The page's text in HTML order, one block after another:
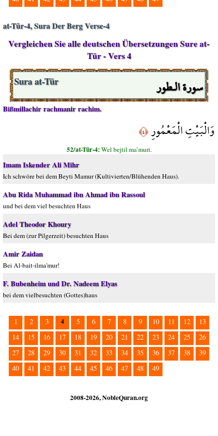
at-Tūr-4, Sura Der Berg Verse-4
Vergleichen Sie alle deutschen Übersetzungen Sure at-
Tūr - Vers 4
سورة الـطور Sura at-Tūr
Bißmillachir rachmanir rachim.
وَالْبَيْتِ الْمَعْمُورِ﴿٤﴾
52/at-Tūr-4:Wel bejtil ma’muri.
Imam Iskender Ali Mihr
Ich schwöre bei dem Beyti Mamur (Kultivierten/Blühenden Haus).
Abu Rida Muhammad ibn Ahmad ibn Rassoul
und bei dem viel besuchten Haus
Adel Theodor Khoury
Bei dem (zur Pilgerzeit) besuchten Haus
Amir Zaidan
Bei Al-bait-ilma'mur!
F. Bubenheim und Dr. Nadeem Elyas
bei dem vielbesuchten (Gottes)haus
1 2 3 4 5 6 7 8 9 10 11 12
13
14
15 16 17 18 19 20 21 22 23 24 25
26
27
28 29 30 31 32 33 34 35 36 37 38
39
40
41 42 43 44 45 46 47 48 49
2008-2026, NobleQuran.org